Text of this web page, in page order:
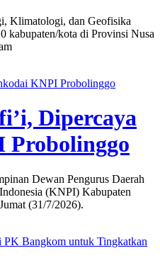
Klimatologi, dan Geofisika
kabupaten/kota di Provinsi Nusa
KNPI Probolinggo
Dipercaya
Probolinggo
Dewan Pengurus Daerah
(KNPI) Kabupaten
(31/7/2026).
PK Bangkom untuk Tingkatkan